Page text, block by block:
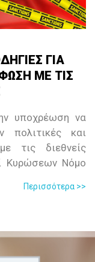
ΓΙΑ
ΜΕ ΤΙΣ
υποχρέωση να
πολιτικές και
τις διεθνείς
Κυρώσεων Νόμο
Αρχών. Η
για τον
περιπτώσεων
Περισσότερα >>